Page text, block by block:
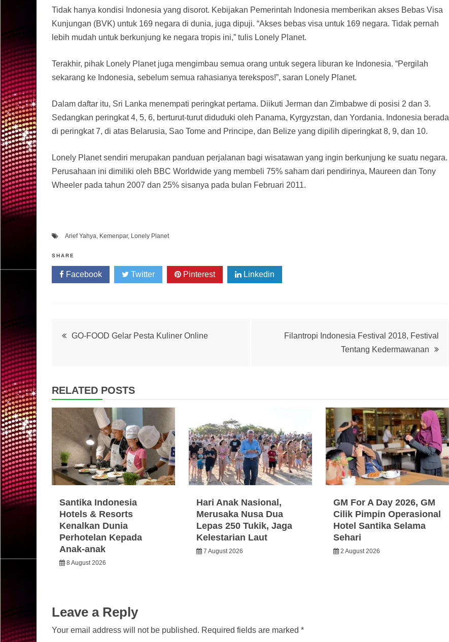
Tidak hanya kondisi Indonesia yang disorot. Kebijakan Pemerintah Indonesia memberikan akses Bebas Visa
Kunjungan (BVK) untuk 169 negara di dunia, juga dipuji. “Akses bebas visa untuk 169 negara. Tidak pernah
lebih mudah untuk berkunjung ke negara tropis ini,” tulis Lonely Planet.
Terakhir, pihak Lonely Planet juga mengimbau semua orang untuk segera liburan ke Indonesia. “Pergilah
sekarang ke Indonesia, sebelum semua rahasianya terekspos!”, saran Lonely Planet.
Dalam daftar itu, Sri Lanka menempati peringkat pertama. Diikuti Jerman dan Zimbabwe di posisi 2 dan 3.
Sedangkan peringkat 4, 5, 6, berturut-turut diduduki oleh Panama, Kyrgyzstan, dan Yordania. Indonesia berada
di peringkat 7, di atas Belarusia, Sao Tome and Principe, dan Belize yang dipilih diperingkat 8, 9, dan 10.
Lonely Planet sendiri merupakan panduan perjalanan bagi wisatawan yang ingin berkunjung ke suatu negara.
Perusahaan ini dimiliki oleh BBC Worldwide yang membeli 75% saham dari pendirinya, Maureen dan Tony
Wheeler pada tahun 2007 dan 25% sisanya pada bulan Februari 2011.
Arief Yahya, Kemenpar, Lonely Planet
SHARE
Facebook Twitter Pinterest Linkedin
Post
GO-FOOD Gelar Pesta Kuliner Online
Filantropi Indonesia Festival 2018, Festival
Tentang Kedermawanan
RELATED POSTS
Santika Indonesia
Hotels & Resorts
Kenalkan Dunia
Perhotelan Kepada
Anak-anak
8 August 2026
Hari Anak Nasional,
Merusaka Nusa Dua
Lepas 250 Tukik, Jaga
Kelestarian Laut
7 August 2026
GM For A Day 2026, GM
Cilik Pimpin Operasional
Hotel Santika Selama
Sehari
2 August 2026
Leave a Reply
Your email address will not be published. Required fields are marked *